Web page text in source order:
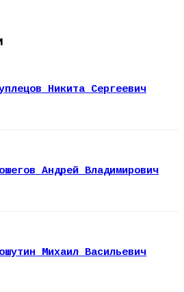
Никита Сергеевич
Андрей Владимирович
Михаил Васильевич